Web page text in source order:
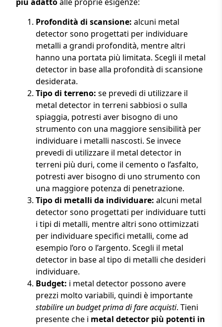
Profondità di scansione: alcuni metal
detector sono progettati per individuare
metalli a grandi profondità, mentre altri
hanno una portata più limitata. Scegli il metal
detector in base alla profondità di scansione
desiderata.
Tipo di terreno: se prevedi di utilizzare il
metal detector in terreni sabbiosi o sulla
spiaggia, potresti aver bisogno di uno
strumento con una maggiore sensibilità per
individuare i metalli nascosti. Se invece
prevedi di utilizzare il metal detector in
terreni più duri, come il cemento o l’asfalto,
potresti aver bisogno di uno strumento con
una maggiore potenza di penetrazione.
Tipo di metalli da individuare: alcuni metal
detector sono progettati per individuare tutti
i tipi di metalli, mentre altri sono ottimizzati
per individuare specifici metalli, come ad
esempio l’oro o l’argento. Scegli il metal
detector in base al tipo di metalli che desideri
individuare.
Budget: i metal detector possono avere
prezzi molto variabili, quindi è importante
stabilire un budget prima di fare acquisti. Tieni
presente che i metal detector più potenti in